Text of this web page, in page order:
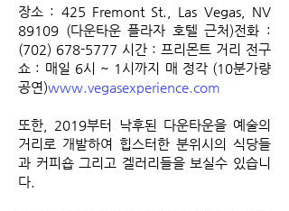
장소 : 425 Fremont St., Las Vegas, NV
89109 (다운타운 플라자 호텔 근처)전화 :
(702) 678-5777 시간 : 프리몬트 거리 전구
쇼 : 매일 6시 ~ 1시까지 매 정각 (10분가량
공연)www.vegasexperience.com
​또한, 2019부터 낙후된 다운타운을 예술의
거리로 개발하여 힙스터한 분위시의 식당들
과 커피숍 그리고 겔러리들을 보실수 있습니
다.